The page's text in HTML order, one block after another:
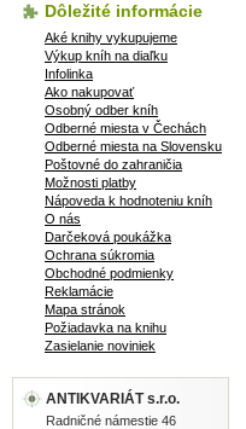
Dôležité informácie
Aké knihy vykupujeme
Výkup kníh na diaľku
Infolinka
Ako nakupovať
Osobný odber kníh
Odberné miesta v Čechách
Odberné miesta na Slovensku
Poštovné do zahraničia
Možnosti platby
Nápoveda k hodnoteniu kníh
O nás
Darčeková poukážka
Ochrana súkromia
Obchodné podmienky
Reklamácie
Mapa stránok
Požiadavka na knihu
Zasielanie noviniek
ANTIKVARIÁT s.r.o.
Radničné námestie 46